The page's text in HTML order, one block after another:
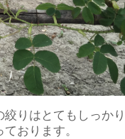
りはとてもしっか
おります。